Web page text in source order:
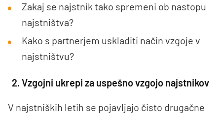
Zakaj se najstnik tako spremeni ob nastopu
najstništva?
Kako s partnerjem uskladiti način vzgoje v
najstništvu?
2. Vzgojni ukrepi za uspešno vzgojo najstnikov
V najstniških letih se pojavljajo čisto drugačne